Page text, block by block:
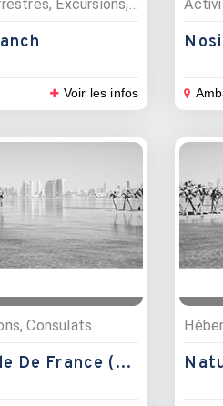
Voir les infos
Consulats
Ambassade De France (Consulat)